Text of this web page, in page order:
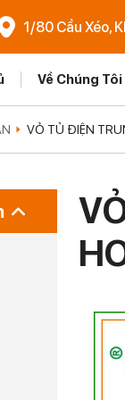
1/80 Cầu Xéo,
Về Chúng Tôi
VỎ TỦ ĐIỆN